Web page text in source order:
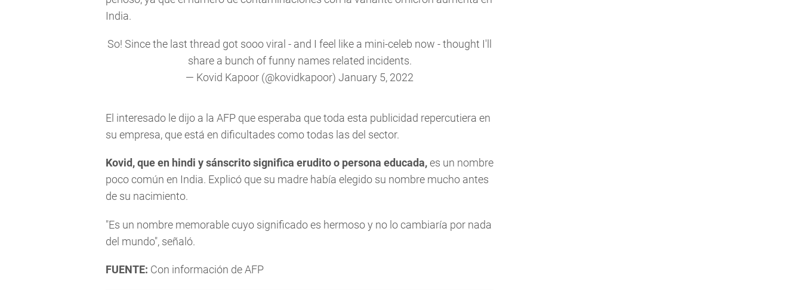
India.
So! Since the last thread got sooo viral - and I feel like a mini-celeb now - thought I'll
share a bunch of funny names related incidents.
— Kovid Kapoor (@kovidkapoor) January 5, 2022
El interesado le dijo a la AFP que esperaba que toda esta publicidad repercutiera en
su empresa, que está en dificultades como todas las del sector.
Kovid, que en hindi y sánscrito significa erudito o persona educada,es un nombre
poco común en India. Explicó que su madre había elegido su nombre mucho antes
de su nacimiento.
"Es un nombre memorable cuyo significado es hermoso y no lo cambiaría por nada
del mundo", señaló.
FUENTE: Con información de AFP